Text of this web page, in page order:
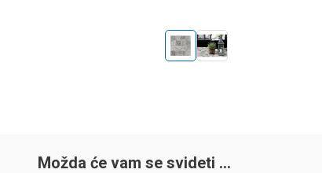
Možda će vam se svideti …